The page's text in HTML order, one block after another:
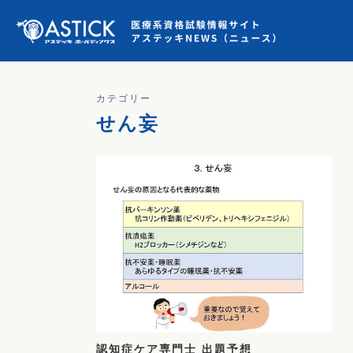
カテゴリー
せん妄
認知症ケア専門士 出題予想